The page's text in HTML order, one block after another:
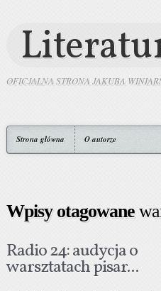
OFICJALNA STRONA JAKUBA
Strona główna O autorze
Wpisy otagowane
Radio 24: audycja o
warsztatach pisar...